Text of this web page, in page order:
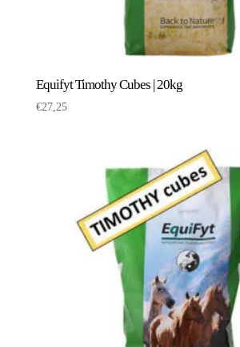
Equifyt Timothy Cubes | 20kg
€27,25